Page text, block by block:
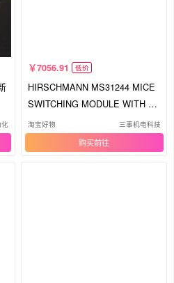
7056.91 低价
HIRSCHMANN MS31244 MICE
SWITCHING MODULE WITH M
M24TX1 MICE M
淘宝好物 三事机电科技
购买